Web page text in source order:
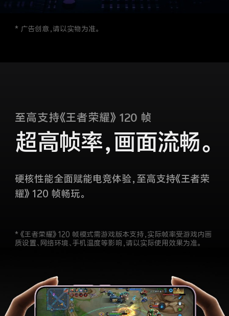
超高帧率，画面流畅。
耀》 120 帧畅玩。
质设置、网络环境、手机温度等影响，请以实际使用效果为准。